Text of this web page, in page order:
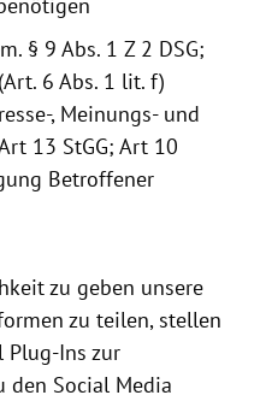
§ 9 Abs. 1 Z 2 DSG;
6 Abs. 1 lit. f)
, Meinungs- und
13 StGG; Art 10
Betroffener
zu geben unsere
zu teilen, stellen
Plug-Ins zur
den Social Media